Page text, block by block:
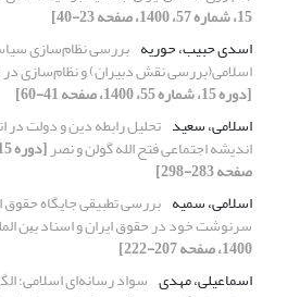
15، شماره 57، 1400، صفحه 23-40]
اسدی حبیب، حوریه بررسی نظام‌سازی
اسلامی(بررسی نقش دبیران) و نظام‌سازی در
[دوره 15، شماره 55، 1400، صفحه 41-60]
اسلامی، سعید تحلیل رابطه دین و دولت در
اندیشه اجتماعی فتح الله گولن و نصر
صفحه 283-298]
اسلامی، سمیه بررسی تطبیقی جایگاه ﺣﻘﻮق
ﺳﺮﻧﻮشت خود در ﺣﻘﻮق اﻳﺮان و اﺳﻨﺎد ﺑﻴﻦ
1400، صفحه 207-222]
اسماعیلی، مهدی سواد رسانه‌ای اسلامی؛